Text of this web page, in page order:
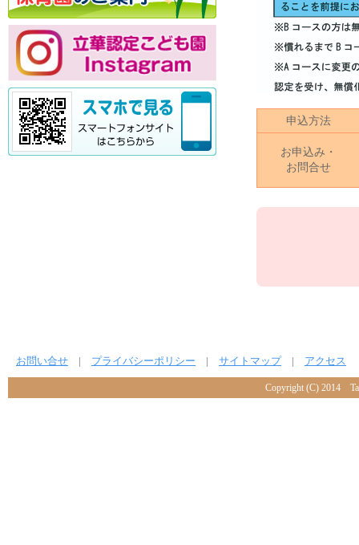
申込方法
お申込み・
お問合せ
お問い合せ プライバシーポリシー サイトマップ アクセス
Copyright (C) 2014